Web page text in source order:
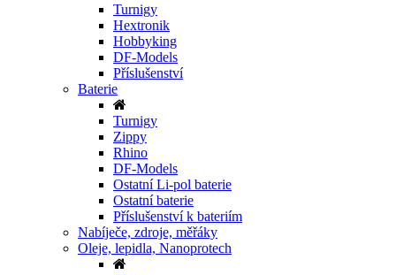
Turnigy
Hextronik
Hobbyking
DF-Models
Příslušenství
Baterie
Turnigy
Zippy
Rhino
DF-Models
Ostatní Li-pol baterie
Ostatní baterie
Příslušenství k bateriím
Nabíječe, zdroje, měřáky
Oleje, lepidla, Nanoprotech